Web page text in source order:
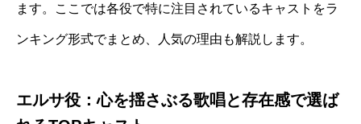
ます。ここでは各役で特に注目されているキャストをラ
ンキング形式でまとめ、人気の理由も解説します。
エルサ役：心を揺さぶる歌唱と存在感で選ば